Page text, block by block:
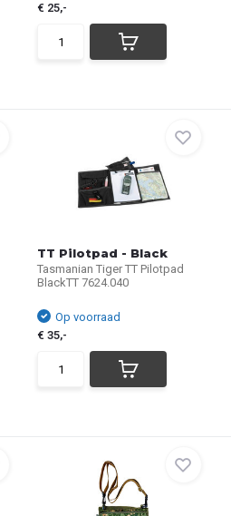
€ 25,-
TT Pilotpad - Black
Tasmanian Tiger TT Pilotpad
BlackTT 7624.040
Op voorraad
€ 35,-